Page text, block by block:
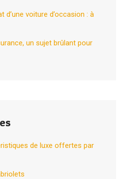
d’une voiture d’occasion : à
un sujet brûlant pour
de luxe offertes par